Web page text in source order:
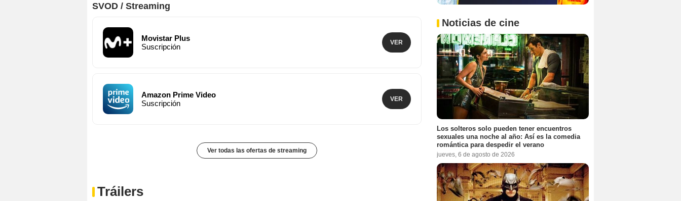
SVOD / Streaming
Movistar Plus
Suscripción
VER
Amazon Prime Video
Suscripción
VER
Ver todas las ofertas de streaming
Tráilers
Noticias de cine
Los solteros solo pueden tener encuentros
sexuales una noche al año: Así es la comedia
romántica para despedir el verano
jueves, 6 de agosto de 2026